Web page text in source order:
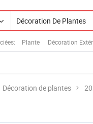
Plante Décoration
Décoration de plantes